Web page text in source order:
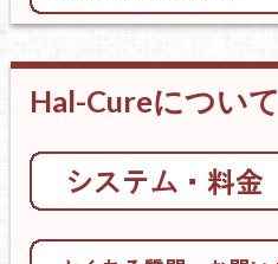
Hal-Cureについて